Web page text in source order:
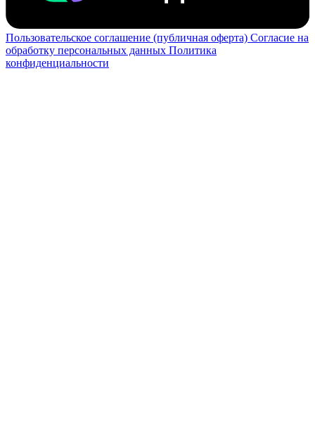
Пользовательское соглашение (публичная оферта) Согласие на
обработку персональных данных Политика
конфиденциальности